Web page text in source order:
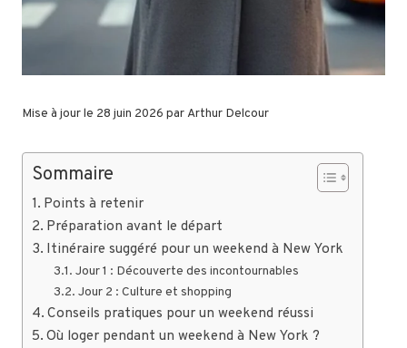
Mise à jour le 28 juin 2026 parArthur Delcour
Sommaire
Points à retenir
Préparation avant le départ
Itinéraire suggéré pour un weekend à New York
Jour 1 : Découverte des incontournables
Jour 2 : Culture et shopping
Conseils pratiques pour un weekend réussi
Où loger pendant un weekend à New York ?